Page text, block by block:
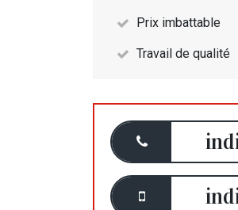
Prix imbattable
Travail de qualité